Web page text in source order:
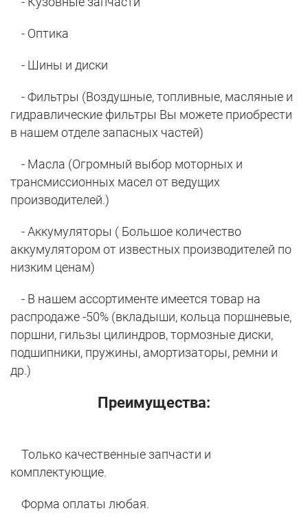
- Оптика
- Шины и диски
- Фильтры (Воздушные, топливные, масляные и
гидравлические фильтры Вы можете приобрести
в нашем отделе запасных частей)
- Масла (Огромный выбор моторных и
трансмиссионных масел от ведущих
производителей.)
- Аккумуляторы ( Большое количество
аккумулятором от известных производителей по
низким ценам)
- В нашем ассортименте имеется товар на
распродаже -50% (вкладыши, кольца поршневые,
поршни, гильзы цилиндров, тормозные диски,
подшипники, пружины, амортизаторы, ремни и
др.)
Преимущества:
Только качественные запчасти и
комплектующие.
Форма оплаты любая.